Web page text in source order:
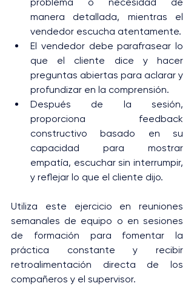
manera detallada, mientras el
vendedor escucha atentamente.
El vendedor debe parafrasear lo
que el cliente dice y hacer
preguntas abiertas para aclarar y
profundizar en la comprensión.
Después de la sesión,
proporciona feedback
constructivo basado en su
capacidad para mostrar
empatía, escuchar sin interrumpir,
y reflejar lo que el cliente dijo.
Utiliza este ejercicio en reuniones
semanales de equipo o en sesiones
de formación para fomentar la
práctica constante y recibir
retroalimentación directa de los
compañeros y el supervisor.